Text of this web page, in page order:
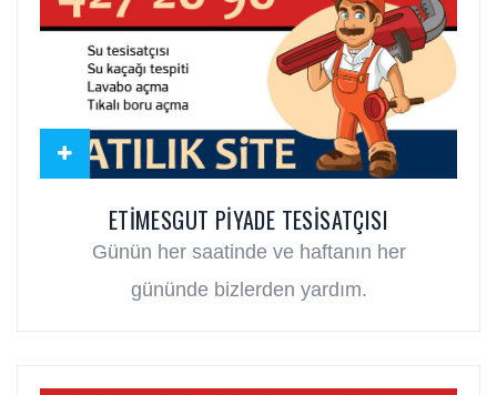
ETIMESGUT PIYADE TESISATÇISI
Günün her saatinde ve haftanın her
gününde bizlerden yardım.